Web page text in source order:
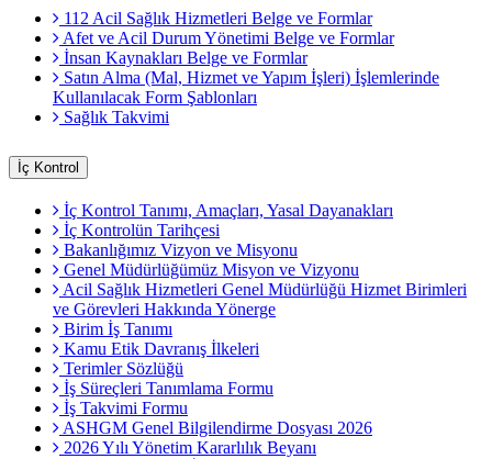
112 Acil Sağlık Hizmetleri Belge ve Formlar
Afet ve Acil Durum Yönetimi Belge ve Formlar
İnsan Kaynakları Belge ve Formlar
Satın Alma (Mal, Hizmet ve Yapım İşleri) İşlemlerinde
Kullanılacak Form Şablonları
Sağlık Takvimi
İç Kontrol
İç Kontrol Tanımı, Amaçları, Yasal Dayanakları
İç Kontrolün Tarihçesi
Bakanlığımız Vizyon ve Misyonu
Genel Müdürlüğümüz Misyon ve Vizyonu
Acil Sağlık Hizmetleri Genel Müdürlüğü Hizmet Birimleri
ve Görevleri Hakkında Yönerge
Birim İş Tanımı
Kamu Etik Davranış İlkeleri
Terimler Sözlüğü
İş Süreçleri Tanımlama Formu
İş Takvimi Formu
ASHGM Genel Bilgilendirme Dosyası 2026
2026 Yılı Yönetim Kararlılık Beyanı